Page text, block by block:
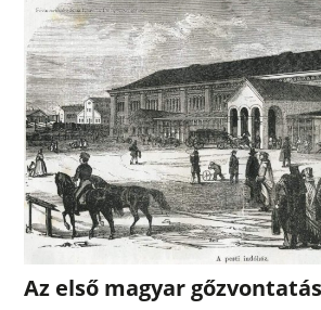
Az első magyar